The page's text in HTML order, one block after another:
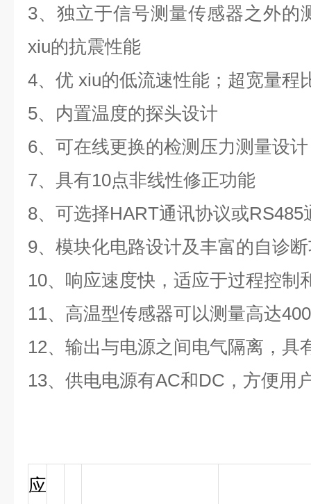
3、独立于信号测量传感器之外的
xiu的抗震性能
4、优 xiu的低流速性能；超宽量程
5、内置温度的探头设计
6、可在线更换的检测压力测量设计
7、具有10点非线性修正功能
8、可选择HART通讯协议或
9、模块化电路设计及丰富的自诊
10、响应速度快，适应于过程控制
11、高温型传感器可以测量高达
12、输出与电源之间电气隔离，具
13、供电电源有AC和DC，方便用
应